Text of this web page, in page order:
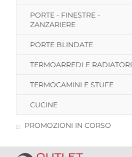
PORTE - FINESTRE -
ZANZARIERE
PORTE BLINDATE
TERMOARREDI E RADIATORI
TERMOCAMINI E STUFE
CUCINE
PROMOZIONI IN CORSO